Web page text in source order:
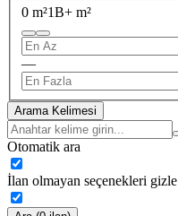
0 m²1B+ m²
—
Arama Kelimesi
Otomatik ara
İlan olmayan seçenekleri gizle